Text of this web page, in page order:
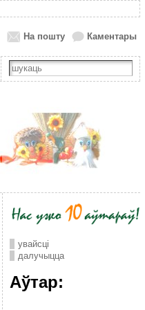
Каментары
На пошту
увайсці
далучыцца
Аўтар: